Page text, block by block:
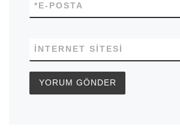
E-POSTA
*
İNTERNET SITESI